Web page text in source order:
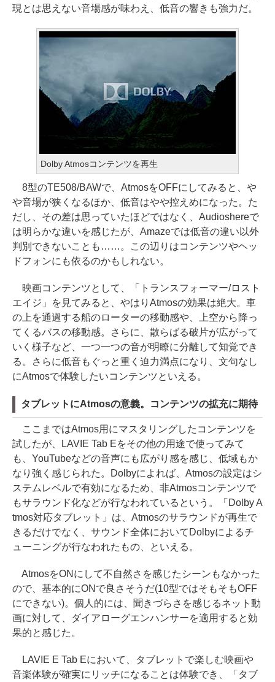
現とは思えない音場感が味わえ、低音の響きも強力だ。
Dolby Atmosコンテンツを再生
8型のTE508/BAWで、AtmosをOFFにしてみると、や
や音場が狭くなるほか、低音はやや控えめになった。た
だし、その差は思っていたほどではなく、Audioshereで
は明らかな違いを感じたが、Amazeでは低音の違い以外
判別できないことも……。この辺りはコンテンツやヘッ
ドフォンにも依るのかもしれない。
映画コンテンツとして、「トランスフォーマー/ロスト
エイジ」を見てみると、やはりAtmosの効果は絶大。車
の上を通過する船のローターの移動感や、上空から降っ
てくるバスの移動感。さらに、散らばる破片が広がって
いく様子など、一つ一つの音が明瞭に分離して知覚でき
る。さらに低音もぐっと重く迫力満点になり、文句なし
にAtmosで体験したいコンテンツといえる。
タブレットにAtmosの意義。コンテンツの拡充に期待
ここまではAtmos用にマスタリングしたコンテンツを
試したが、LAVIE Tab Eをその他の用途で使ってみて
も、YouTubeなどの音声にも広がり感を感じ、低域もか
なり強く感じられた。Dolbyによれば、Atmosの設定はシ
ステムレベルで有効になるため、非Atmosコンテンツで
もサラウンド化などが行なわれているという。「Dolby A
tmos対応タブレット」は、Atmosのサラウンドが再生で
きるだけでなく、サウンド全体においてDolbyによるチ
ューニングが行なわれたもの、といえる。
AtmosをONにして不自然さを感じたシーンもなかった
ので、基本的にONで良さそうだ(10型ではそもそもOFF
にできない)。個人的には、聞きづらさを感じるネット動
画に対して、ダイアローグエンハンサーを適用すると効
果的と感じた。
LAVIE E Tab Eにおいて、タブレットで楽しむ映画や
音楽体験が確実にリッチになることは体験でき、「タブ